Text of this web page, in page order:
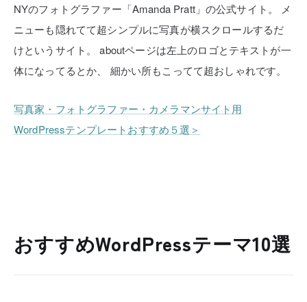
NYのフォトグラファー「Amanda Pratt」の公式サイト。
メ
ニューも隠れてて超シンプルに写真が横スクロールするだ
けというサイト。
aboutページは左上のロゴとテキストが一
体になってるとか、
細かい所もこってて超おしゃれです。
写真家・フォトグラファー・カメラマンサイト用
WordPressテンプレートおすすめ５選＞
おすすめWordPressテーマ10選